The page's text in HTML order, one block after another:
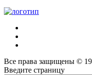
Все права защищены ©
Введите страницу